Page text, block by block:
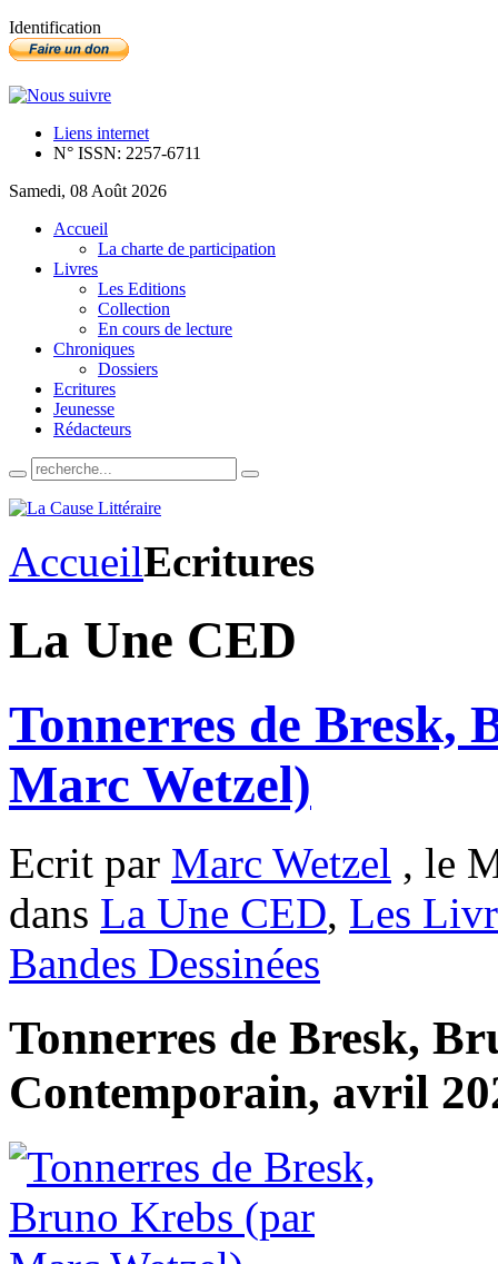
Identification
Liens internet
N° ISSN: 2257-6711
Samedi, 08 Août 2026
Accueil
La charte de participation
Livres
Les Editions
Collection
En cours de lecture
Chroniques
Dossiers
Ecritures
Jeunesse
Rédacteurs
AccueilEcritures
La Une CED
Tonnerres de Bresk,
Marc Wetzel)
Ecrit par Marc Wetzel , le
dans La Une CED, Les
Bandes Dessinées
Tonnerres de Bresk,
Contemporain, avril